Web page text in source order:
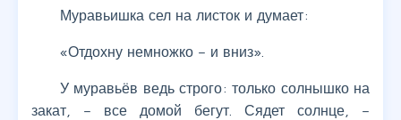
Муравьишка сел на листок и думает:
«Отдохну немножко – и вниз».
У муравьёв ведь строго: только солнышко на
закат, – все домой бегут. Сядет солнце, –